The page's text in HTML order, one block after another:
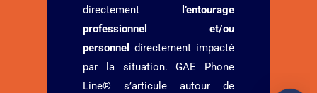
directement
l’entourage
professionnel et/ou
personnel directement impacté
par la situation. GAE Phone
Line® s’articule autour de